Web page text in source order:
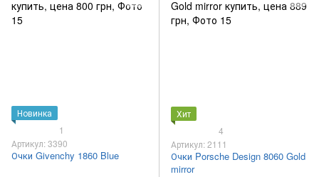
Новинка
1
Артикул: 3390
Очки Givenchy 1860 Blue
Хит
4
Артикул: 2111
Очки Porsche Design 8060 Gold
mirror